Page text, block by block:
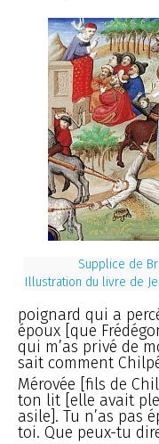
Supplice de
Illustration du livre de
poignard qui a
époux [que
qui m’as privé de
sait comment
Mérovée [fils de
ton lit [elle avait
asile]. Tu n’as pas
toi. Que peux-tu